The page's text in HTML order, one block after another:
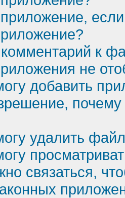
к
не
добавить
удалить
связаться,